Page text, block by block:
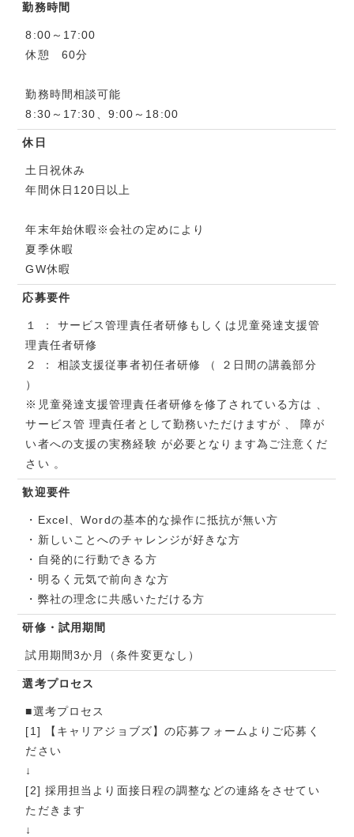
勤務時間
8:00～17:00
休憩 60分
勤務時間相談可能
8:30～17:30、9:00～18:00
休日
土日祝休み
年間休日120日以上
年末年始休暇※会社の定めにより
夏季休暇
GW休暇
応募要件
１ ： サービス管理責任者研修もしくは児童発達⽀援管
理責任者研修
２ ： 相談⽀援従事者初任者研修 （ ２⽇間の講義部分
）
※児童発達⽀援管理責任者研修を修了されている⽅は 、
サービス管 理責任者として勤務いただけますが 、 障が
い者への⽀援の実務経験 が必要となります為ご注意くだ
さい 。
歓迎要件
・Excel、Wordの基本的な操作に抵抗が無い方
・新しいことへのチャレンジが好きな方
・自発的に行動できる方
・明るく元気で前向きな方
・弊社の理念に共感いただける方
研修・試用期間
試用期間3か月（条件変更なし）
選考プロセス
■選考プロセス
[1] 【キャリアジョブズ】の応募フォームよりご応募く
ださい
↓
[2] 採用担当より面接日程の調整などの連絡をさせてい
ただきます
↓